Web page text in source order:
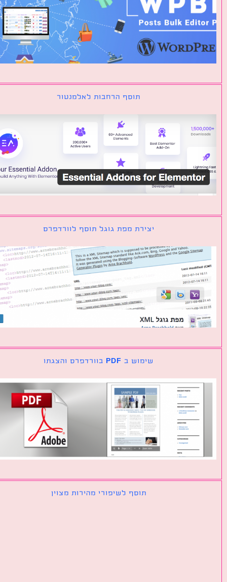
תוסף הרחבות לאלמנטור
יצירת מפת גוגל תוסף לוורדפרס
שימוש ב PDF בוורדפרס והצגתו
תוסף לשיפורי מהירות מצוין